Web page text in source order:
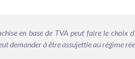
en base de TVA peut faire le choix
demander à être assujettie au régime